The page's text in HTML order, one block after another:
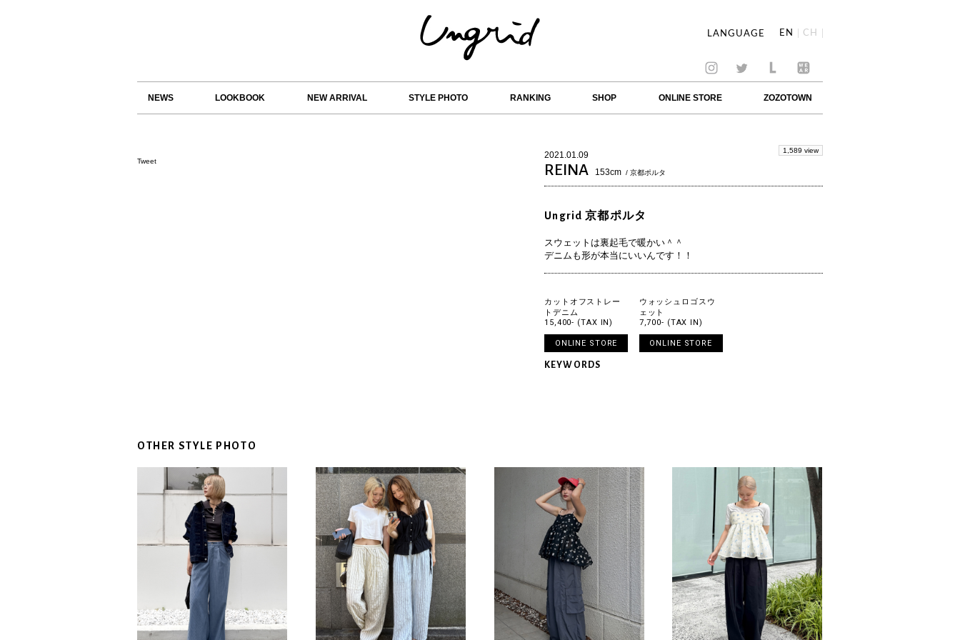
LANGUAGE EN CH
NEWS LOOKBOOK NEW ARRIVAL STYLE PHOTO RANKING SHOP ONLINE STORE ZOZOTOWN
Tweet
2021.01.09
REINA 153cm / 京都ポルタ
1,589 view
Ungrid 京都ポルタ
スウェットは裏起毛で暖かい＾＾
デニムも形が本当にいいんです！！
カットオフストレー
トデニム
15,400- (TAX IN)
ONLINE STORE
ウォッシュロゴスウ
ェット
7,700- (TAX IN)
ONLINE STORE
KEYWORDS
OTHER STYLE PHOTO